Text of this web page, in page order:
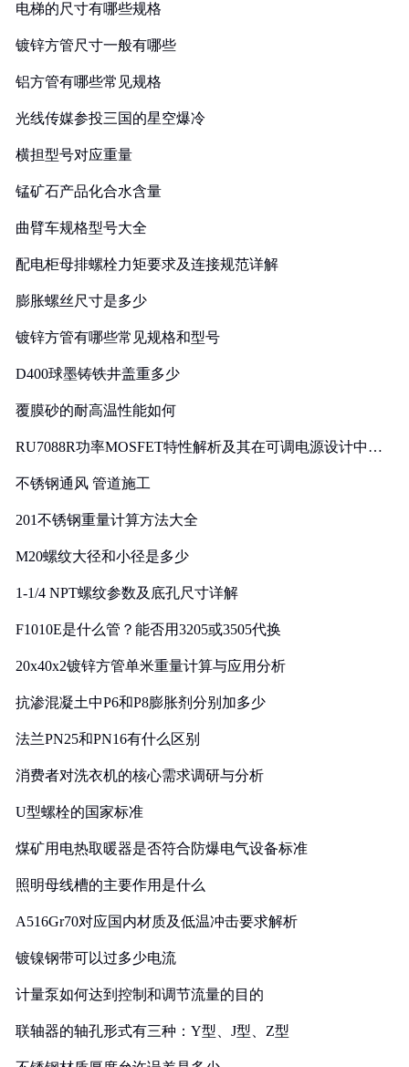
电梯的尺寸有哪些规格
镀锌方管尺寸一般有哪些
铝方管有哪些常见规格
光线传媒参投三国的星空爆冷
横担型号对应重量
锰矿石产品化合水含量
曲臂车规格型号大全
配电柜母排螺栓力矩要求及连接规范详解
膨胀螺丝尺寸是多少
镀锌方管有哪些常见规格和型号
D400球墨铸铁井盖重多少
覆膜砂的耐高温性能如何
RU7088R功率MOSFET特性解析及其在可调电源设计中的
不锈钢通风 管道施工
201不锈钢重量计算方法大全
M20螺纹大径和小径是多少
1-1/4 NPT螺纹参数及底孔尺寸详解
F1010E是什么管？能否用3205或3505代换
20x40x2镀锌方管单米重量计算与应用分析
抗渗混凝土中P6和P8膨胀剂分别加多少
法兰PN25和PN16有什么区别
消费者对洗衣机的核心需求调研与分析
U型螺栓的国家标准
煤矿用电热取暖器是否符合防爆电气设备标准
照明母线槽的主要作用是什么
A516Gr70对应国内材质及低温冲击要求解析
镀镍钢带可以过多少电流
计量泵如何达到控制和调节流量的目的
联轴器的轴孔形式有三种：Y型、J型、Z型